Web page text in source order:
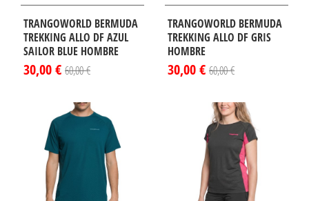
TRANGOWORLD BERMUDA
TREKKING ALLO DF AZUL
SAILOR BLUE HOMBRE
30,00 € 60,00 €
TRANGOWORLD BERMUDA
TREKKING ALLO DF GRIS
HOMBRE
30,00 € 60,00 €